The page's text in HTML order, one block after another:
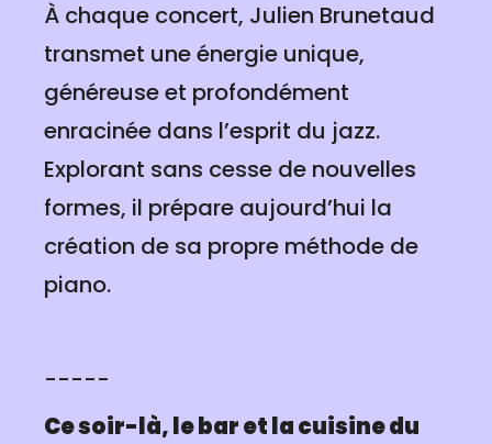
À chaque concert, Julien Brunetaud
transmet une énergie unique,
généreuse et profondément
enracinée dans l’esprit du jazz.
Explorant sans cesse de nouvelles
formes, il prépare aujourd’hui la
création de sa propre méthode de
piano.
-----
Ce soir-là, le bar et la cuisine du